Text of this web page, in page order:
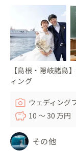
【島根・隠岐諸島
ィング
ウェディング
10 〜 30 万円
その他